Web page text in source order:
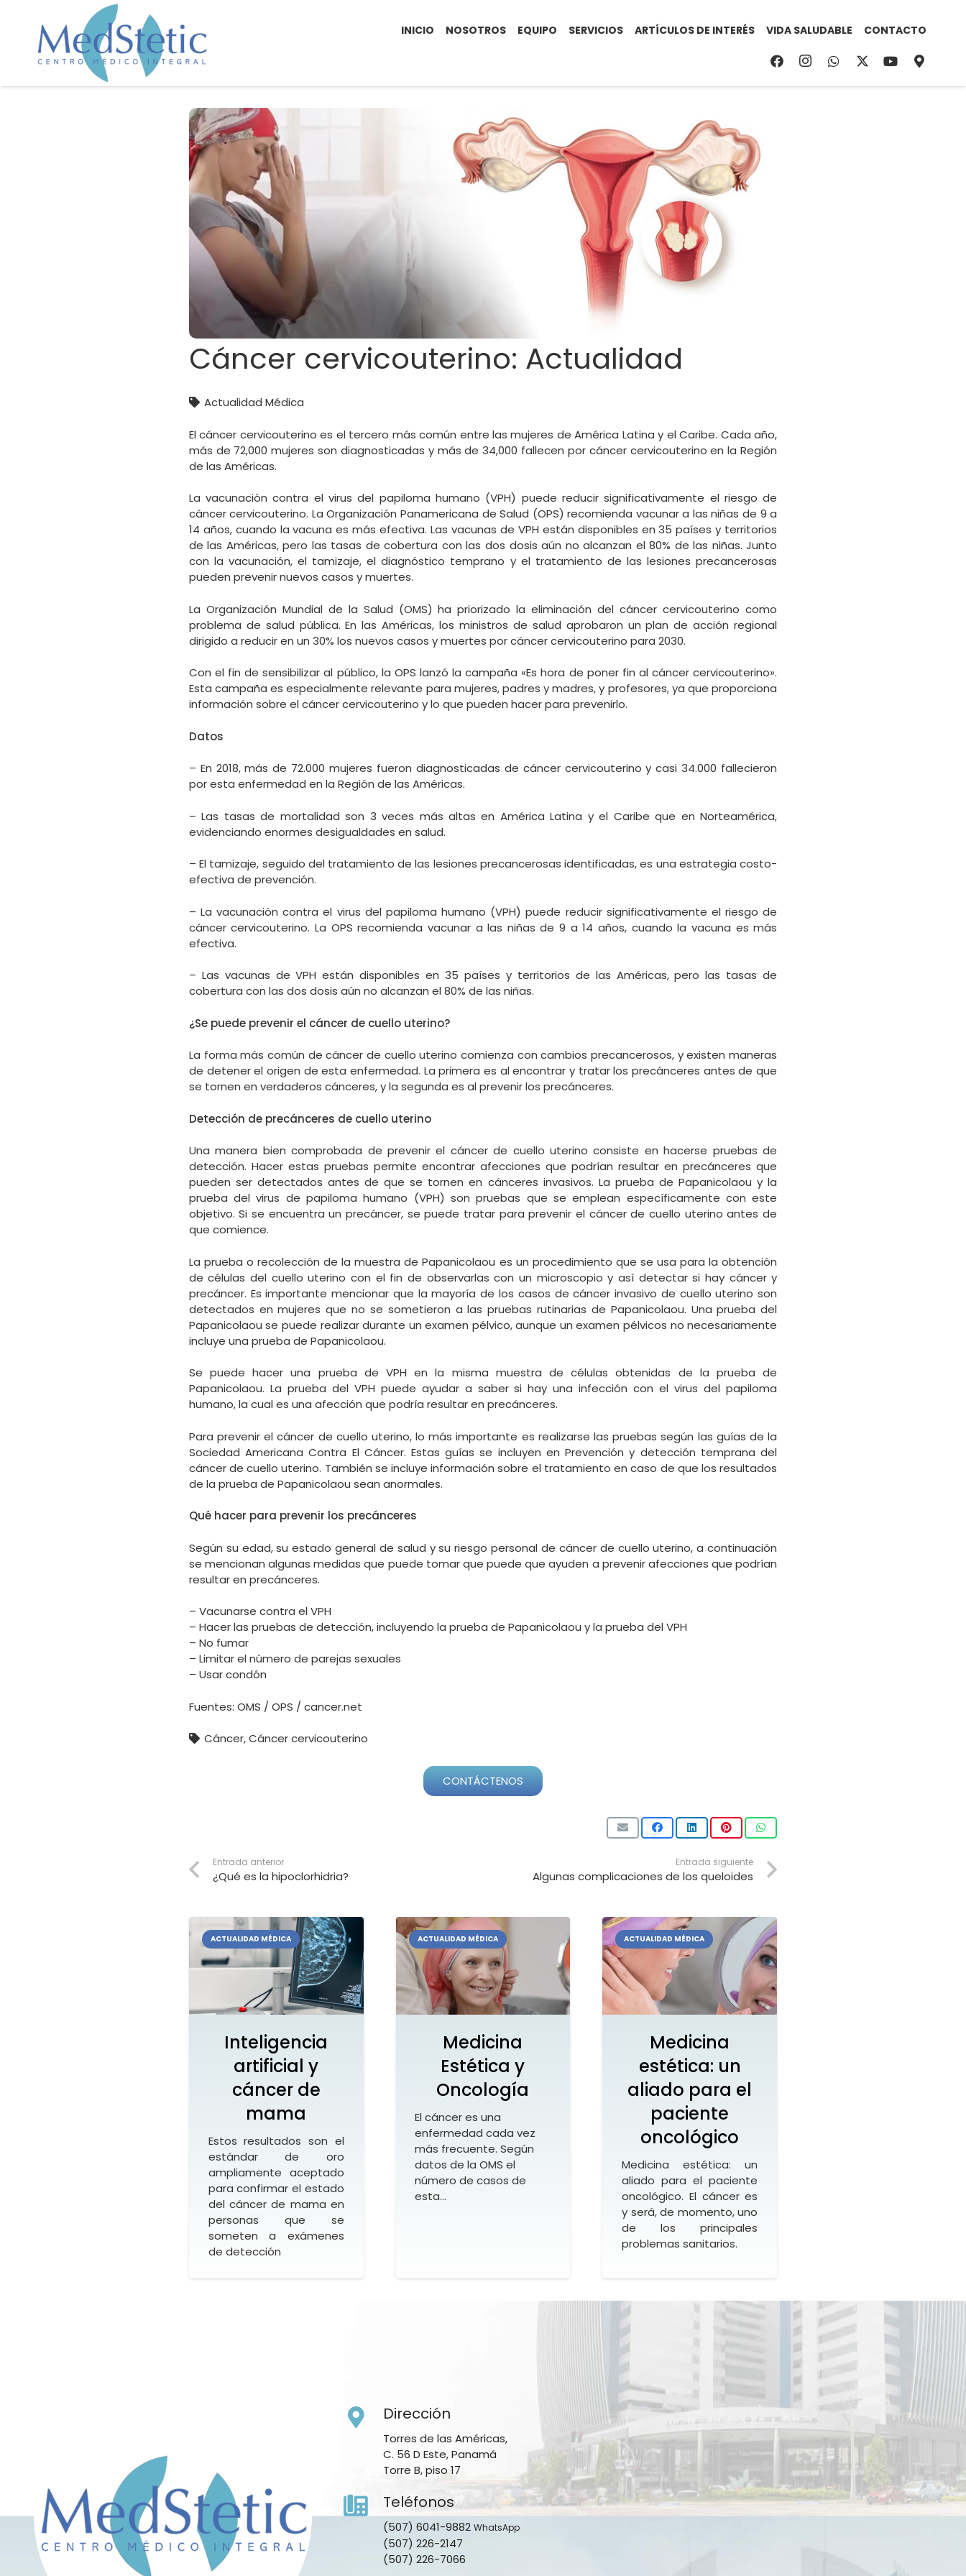
INICIO NOSOTROS EQUIPO SERVICIOS ARTÍCULOS DE INTERÉS VIDA SALUDABLE CONTACTO
Cáncer cervicouterino: Actualidad
Actualidad Médica
El cáncer cervicouterino es el tercero más común entre las mujeres de América Latina y el Caribe. Cada año,
más de 72,000 mujeres son diagnosticadas y más de 34,000 fallecen por cáncer cervicouterino en la Región
de las Américas.
La vacunación contra el virus del papiloma humano (VPH) puede reducir significativamente el riesgo de
cáncer cervicouterino. La Organización Panamericana de Salud (OPS) recomienda vacunar a las niñas de 9 a
14 años, cuando la vacuna es más efectiva. Las vacunas de VPH están disponibles en 35 países y territorios
de las Américas, pero las tasas de cobertura con las dos dosis aún no alcanzan el 80% de las niñas. Junto
con la vacunación, el tamizaje, el diagnóstico temprano y el tratamiento de las lesiones precancerosas
pueden prevenir nuevos casos y muertes.
La Organización Mundial de la Salud (OMS) ha priorizado la eliminación del cáncer cervicouterino como
problema de salud pública. En las Américas, los ministros de salud aprobaron un plan de acción regional
dirigido a reducir en un 30% los nuevos casos y muertes por cáncer cervicouterino para 2030.
Con el fin de sensibilizar al público, la OPS lanzó la campaña «Es hora de poner fin al cáncer cervicouterino».
Esta campaña es especialmente relevante para mujeres, padres y madres, y profesores, ya que proporciona
información sobre el cáncer cervicouterino y lo que pueden hacer para prevenirlo.
Datos
– En 2018, más de 72.000 mujeres fueron diagnosticadas de cáncer cervicouterino y casi 34.000 fallecieron
por esta enfermedad en la Región de las Américas.
– Las tasas de mortalidad son 3 veces más altas en América Latina y el Caribe que en Norteamérica,
evidenciando enormes desigualdades en salud.
– El tamizaje, seguido del tratamiento de las lesiones precancerosas identificadas, es una estrategia costo-
efectiva de prevención.
– La vacunación contra el virus del papiloma humano (VPH) puede reducir significativamente el riesgo de
cáncer cervicouterino. La OPS recomienda vacunar a las niñas de 9 a 14 años, cuando la vacuna es más
efectiva.
– Las vacunas de VPH están disponibles en 35 países y territorios de las Américas, pero las tasas de
cobertura con las dos dosis aún no alcanzan el 80% de las niñas.
¿Se puede prevenir el cáncer de cuello uterino?
La forma más común de cáncer de cuello uterino comienza con cambios precancerosos, y existen maneras
de detener el origen de esta enfermedad. La primera es al encontrar y tratar los precánceres antes de que
se tornen en verdaderos cánceres, y la segunda es al prevenir los precánceres.
Detección de precánceres de cuello uterino
Una manera bien comprobada de prevenir el cáncer de cuello uterino consiste en hacerse pruebas de
detección. Hacer estas pruebas permite encontrar afecciones que podrían resultar en precánceres que
pueden ser detectados antes de que se tornen en cánceres invasivos. La prueba de Papanicolaou y la
prueba del virus de papiloma humano (VPH) son pruebas que se emplean específicamente con este
objetivo. Si se encuentra un precáncer, se puede tratar para prevenir el cáncer de cuello uterino antes de
que comience.
La prueba o recolección de la muestra de Papanicolaou es un procedimiento que se usa para la obtención
de células del cuello uterino con el fin de observarlas con un microscopio y así detectar si hay cáncer y
precáncer. Es importante mencionar que la mayoría de los casos de cáncer invasivo de cuello uterino son
detectados en mujeres que no se sometieron a las pruebas rutinarias de Papanicolaou. Una prueba del
Papanicolaou se puede realizar durante un examen pélvico, aunque un examen pélvicos no necesariamente
incluye una prueba de Papanicolaou.
Se puede hacer una prueba de VPH en la misma muestra de células obtenidas de la prueba de
Papanicolaou. La prueba del VPH puede ayudar a saber si hay una infección con el virus del papiloma
humano, la cual es una afección que podría resultar en precánceres.
Para prevenir el cáncer de cuello uterino, lo más importante es realizarse las pruebas según las guías de la
Sociedad Americana Contra El Cáncer. Estas guías se incluyen en Prevención y detección temprana del
cáncer de cuello uterino. También se incluye información sobre el tratamiento en caso de que los resultados
de la prueba de Papanicolaou sean anormales.
Qué hacer para prevenir los precánceres
Según su edad, su estado general de salud y su riesgo personal de cáncer de cuello uterino, a continuación
se mencionan algunas medidas que puede tomar que puede que ayuden a prevenir afecciones que podrían
resultar en precánceres.
– Vacunarse contra el VPH
– Hacer las pruebas de detección, incluyendo la prueba de Papanicolaou y la prueba del VPH
– No fumar
– Limitar el número de parejas sexuales
– Usar condón
Fuentes: OMS / OPS / cancer.net
Cáncer,Cáncer cervicouterino
CONTÁCTENOS
Entrada anterior
¿Qué es la hipoclorhidria?
Entrada siguiente
Algunas complicaciones de los queloides
ACTUALIDAD MÉDICA
Inteligencia
artificial y
cáncer de
mama
Estos resultados son el
estándar de oro
ampliamente aceptado
para confirmar el estado
del cáncer de mama en
personas que se
someten a exámenes
de detección
ACTUALIDAD MÉDICA
Medicina
Estética y
Oncología
El cáncer es una
enfermedad cada vez
más frecuente. Según
datos de la OMS el
número de casos de
esta…
ACTUALIDAD MÉDICA
Medicina
estética: un
aliado para el
paciente
oncológico
Medicina estética: un
aliado para el paciente
oncológico. El cáncer es
y será, de momento, uno
de los principales
problemas sanitarios.
Dirección
Torres de las Américas,
C. 56 D Este, Panamá
Torre B, piso 17
Teléfonos
(507) 6041-9882 WhatsApp
(507) 226-2147
(507) 226-7066